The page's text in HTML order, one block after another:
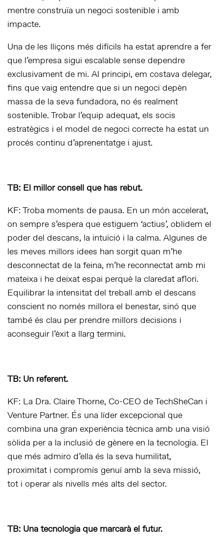
mentre construïa un negoci sostenible i amb
impacte.
Una de les lliçons més difícils ha estat aprendre a fer
que l’empresa sigui escalable sense dependre
exclusivament de mi. Al principi, em costava delegar,
fins que vaig entendre que si un negoci depèn
massa de la seva fundadora, no és realment
sostenible. Trobar l’equip adequat, els socis
estratègics i el model de negoci correcte ha estat un
procés continu d’aprenentatge i ajust.
TB: El millor consell que has rebut.
KF: Troba moments de pausa. En un món accelerat,
on sempre s’espera que estiguem ‘actius’, oblidem el
poder del descans, la intuïció i la calma. Algunes de
les meves millors idees han sorgit quan m’he
desconnectat de la feina, m’he reconnectat amb mi
mateixa i he deixat espai perquè la claredat aflori.
Equilibrar la intensitat del treball amb el descans
conscient no només millora el benestar, sinó que
també és clau per prendre millors decisions i
aconseguir l’èxit a llarg termini.
TB: Un referent.
KF: La Dra. Claire Thorne, Co-CEO de TechSheCan i
Venture Partner. És una líder excepcional que
combina una gran experiència tècnica amb una visió
sòlida per a la inclusió de gènere en la tecnologia. El
que més admiro d’ella és la seva humilitat,
proximitat i compromís genuí amb la seva missió,
tot i operar als nivells més alts del sector.
TB: Una tecnologia que marcarà el futur.